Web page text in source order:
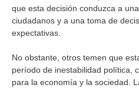
que esta decisión conduzca a
ciudadanos y a una toma de
expectativas.
No obstante, otros temen que
período de inestabilidad política,
para la economía y la sociedad.